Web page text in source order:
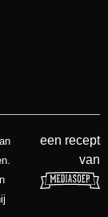
een recept
van